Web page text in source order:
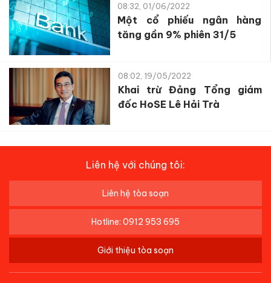
08:32, 01/06/2022
Một cổ phiếu ngân hàng
tăng gần 9% phiên 31/5
08:02, 19/05/2022
Khai trừ Đảng Tổng giám
đốc HoSE Lê Hải Trà
Liên hệ với chúng tôi:
Liên hệ tòa soạn
Hotline: 0912 953 695
Giới thiệu tòa soạn